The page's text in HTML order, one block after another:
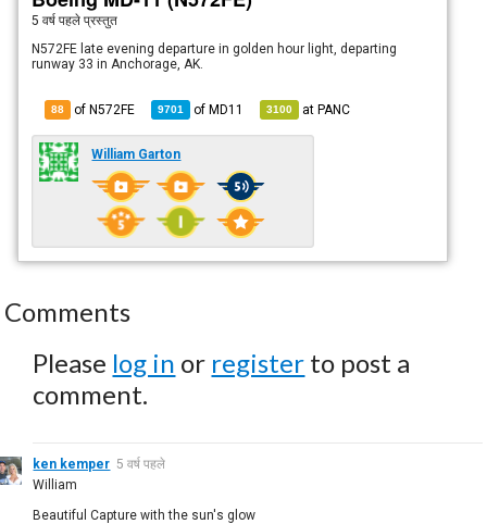
5 वर्ष पहले प्रस्तुत
N572FE late evening departure in golden hour light, departing
runway 33 in Anchorage, AK.
88 of N572FE 9701 ofMD11 3100 atPANC
William Garton
Comments
Please log in or register to post a
comment.
ken kemper 5 वर्ष पहले
William
Beautiful Capture with the sun's glow